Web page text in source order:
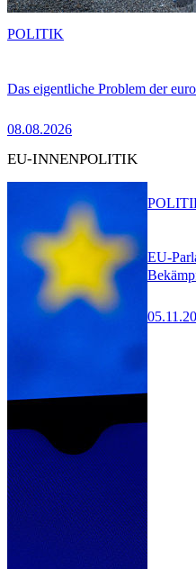
Das eigentliche Problem der
08.08.2026
POLITIK
EU-INNENPOLITIK
EU-